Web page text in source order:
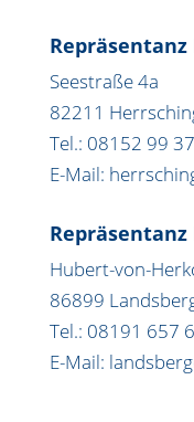
Repräsentanz
Seestraße 4a
82211
Tel.: 08152 99
E-Mail:
Repräsentanz
Hubert-von-
86899
Tel.: 08191 657
E-Mail: